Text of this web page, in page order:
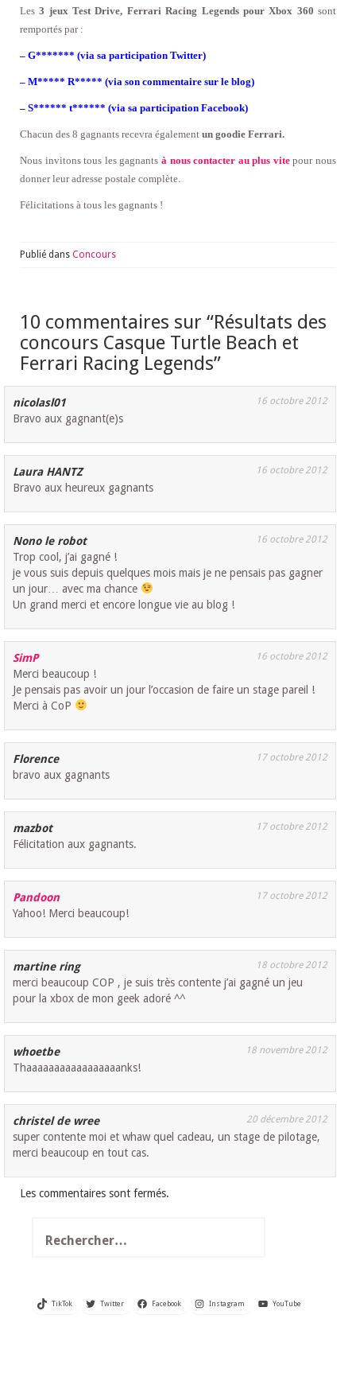
Les3 jeux Test Drive, Ferrari Racing Legends pour Xbox 360 sont
remportés par :
– G******* (via sa participation Twitter)
– M***** R***** (via son commentaire sur le blog)
– S****** t****** (via sa participation Facebook)
Chacun des 8 gagnants recevra également un goodie Ferrari.
Nous invitons tous les gagnants à nous contacter au plus vitepour nous
donner leur adresse postale complète.
Félicitations à tous les gagnants !
Publié dans Concours
10 commentaires sur “Résultats des
concours Casque Turtle Beach et
Ferrari Racing Legends”
nicolasl01 16 octobre 2012
Bravo aux gagnant(e)s
Laura HANTZ 16 octobre 2012
Bravo aux heureux gagnants
Nono le robot 16 octobre 2012
Trop cool, j’ai gagné !
je vous suis depuis quelques mois mais je ne pensais pas gagner
un jour… avec ma chance
Un grand merci et encore longue vie au blog !
SimP 16 octobre 2012
Merci beaucoup !
Je pensais pas avoir un jour l’occasion de faire un stage pareil !
Merci à CoP
Florence 17 octobre 2012
bravo aux gagnants
mazbot 17 octobre 2012
Félicitation aux gagnants.
Pandoon 17 octobre 2012
Yahoo! Merci beaucoup!
martine ring 18 octobre 2012
merci beaucoup COP , je suis très contente j’ai gagné un jeu
pour la xbox de mon geek adoré ^^
whoetbe 18 novembre 2012
Thaaaaaaaaaaaaaaaaanks!
christel de wree 20 décembre 2012
super contente moi et whaw quel cadeau, un stage de pilotage,
merci beaucoup en tout cas.
Les commentaires sont fermés.
TikTok Twitter Facebook Instagram YouTube